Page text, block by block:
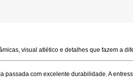
visual atlético e detalhes que fazem a
passada com excelente durabilidade. A